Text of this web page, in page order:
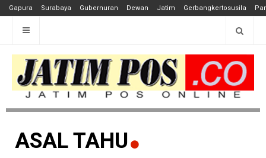
Gapura Surabaya Gubernuran Dewan Jatim Gerbangkertosusila
ASAL TAHU